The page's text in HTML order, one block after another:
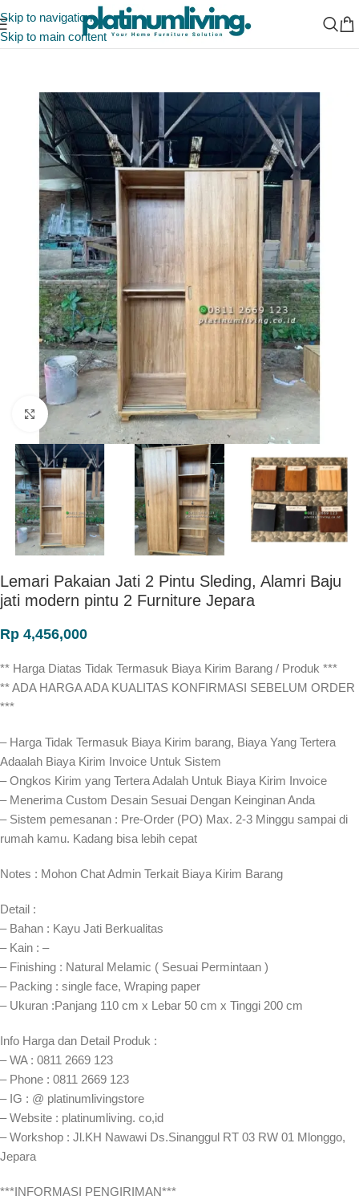
Skip to navigation
Skip to main content
Beranda/Indonesia Furniture Manufacturer
Click to enlarge
Lemari Pakaian Jati 2 Pintu Sleding, Alamri Baju
jati modern pintu 2 Furniture Jepara
Rp 4,456,000
** Harga Diatas Tidak Termasuk Biaya Kirim Barang / Produk ***
** ADA HARGA ADA KUALITAS KONFIRMASI SEBELUM ORDER
***
– Harga Tidak Termasuk Biaya Kirim barang, Biaya Yang Tertera
Adaalah Biaya Kirim Invoice Untuk Sistem
– Ongkos Kirim yang Tertera Adalah Untuk Biaya Kirim Invoice
– Menerima Custom Desain Sesuai Dengan Keinginan Anda
– Sistem pemesanan : Pre-Order (PO) Max. 2-3 Minggu sampai di
rumah kamu. Kadang bisa lebih cepat⁣⁣
Notes : Mohon Chat Admin Terkait Biaya Kirim Barang
Detail :
– Bahan : Kayu Jati Berkualitas
– Kain : –
– Finishing : Natural Melamic ( Sesuai Permintaan )
– Packing : single face, Wraping paper
– Ukuran :Panjang 110 cm x Lebar 50 cm x Tinggi 200 cm
Info Harga dan Detail Produk :
– WA : 0811 2669 123
– Phone : 0811 2669 123
– IG : @ platinumlivingstore
– Website : platinumliving. co,id
– Workshop : Jl.KH Nawawi Ds.Sinanggul RT 03 RW 01 Mlonggo,
Jepara
***INFORMASI PENGIRIMAN***